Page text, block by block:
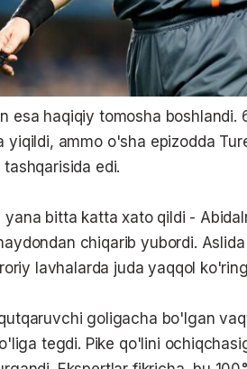
esa haqiqiy tomosha boshlandi.
yiqildi, ammo o'sha epizodda
edi.
yana bitta katta xato qildi -
chiqarib yubordi.
lavhalarda juda yaqqol
goligacha bo'lgan
tegdi. Pike qo'lini